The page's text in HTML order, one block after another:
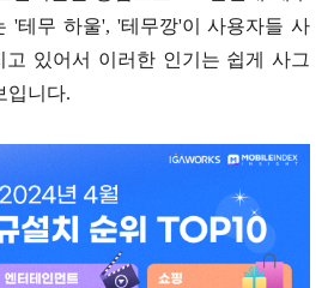
'테무 하울', '테무깡'이 사용자들 사
고 있어서 이러한 인기는 쉽게 사그
입니다.